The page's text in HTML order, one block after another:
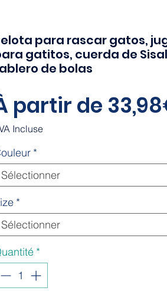
para rascar gatos,
gatitos, cuerda de Sisal
de bolas
partir de
Incluse
*
Sélectionner
*
Sélectionner
*